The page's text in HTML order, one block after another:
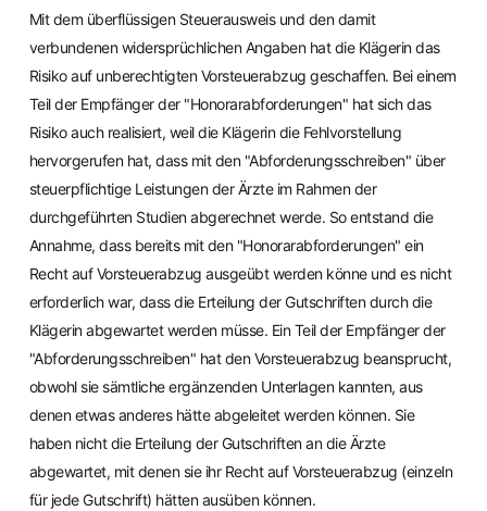
Mit dem überflüssigen Steuerausweis und den damit
verbundenen widersprüchlichen Angaben hat die Klägerin das
Risiko auf unberechtigten Vorsteuerabzug geschaffen. Bei einem
Teil der Empfänger der "Honorarabforderungen" hat sich das
Risiko auch realisiert, weil die Klägerin die Fehlvorstellung
hervorgerufen hat, dass mit den "Abforderungsschreiben" über
steuerpflichtige Leistungen der Ärzte im Rahmen der
durchgeführten Studien abgerechnet werde. So entstand die
Annahme, dass bereits mit den "Honorarabforderungen" ein
Recht auf Vorsteuerabzug ausgeübt werden könne und es nicht
erforderlich war, dass die Erteilung der Gutschriften durch die
Klägerin abgewartet werden müsse. Ein Teil der Empfänger der
"Abforderungsschreiben" hat den Vorsteuerabzug beansprucht,
obwohl sie sämtliche ergänzenden Unterlagen kannten, aus
denen etwas anderes hätte abgeleitet werden können. Sie
haben nicht die Erteilung der Gutschriften an die Ärzte
abgewartet, mit denen sie ihr Recht auf Vorsteuerabzug (einzeln
für jede Gutschrift) hätten ausüben können.